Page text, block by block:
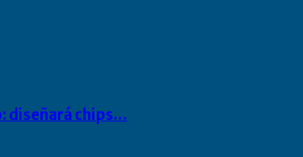
diseñará chips…